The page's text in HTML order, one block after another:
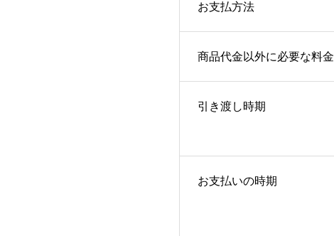
お支払方法
商品代金以外に必要な料金
引き渡し時期
お支払いの時期